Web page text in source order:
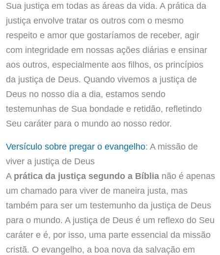
Sua justiça em todas as áreas da vida. A prática da
justiça envolve tratar os outros com o mesmo
respeito e amor que gostaríamos de receber, agir
com integridade em nossas ações diárias e ensinar
aos outros, especialmente aos filhos, os princípios
da justiça de Deus. Quando vivemos a justiça de
Deus no nosso dia a dia, estamos sendo
testemunhas de Sua bondade e retidão, refletindo
Seu caráter para o mundo ao nosso redor.
Versículo sobre pregar o evangelho: A missão de
viver a justiça de Deus
A prática da justiça segundo a Bíblianão é apenas
um chamado para viver de maneira justa, mas
também para ser um testemunho da justiça de Deus
para o mundo. A justiça de Deus é um reflexo do Seu
caráter e é, por isso, uma parte essencial da missão
cristã. O evangelho, a boa nova da salvação em